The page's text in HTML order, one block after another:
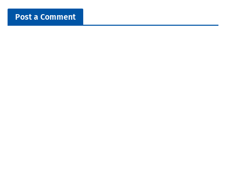
Post a Comment